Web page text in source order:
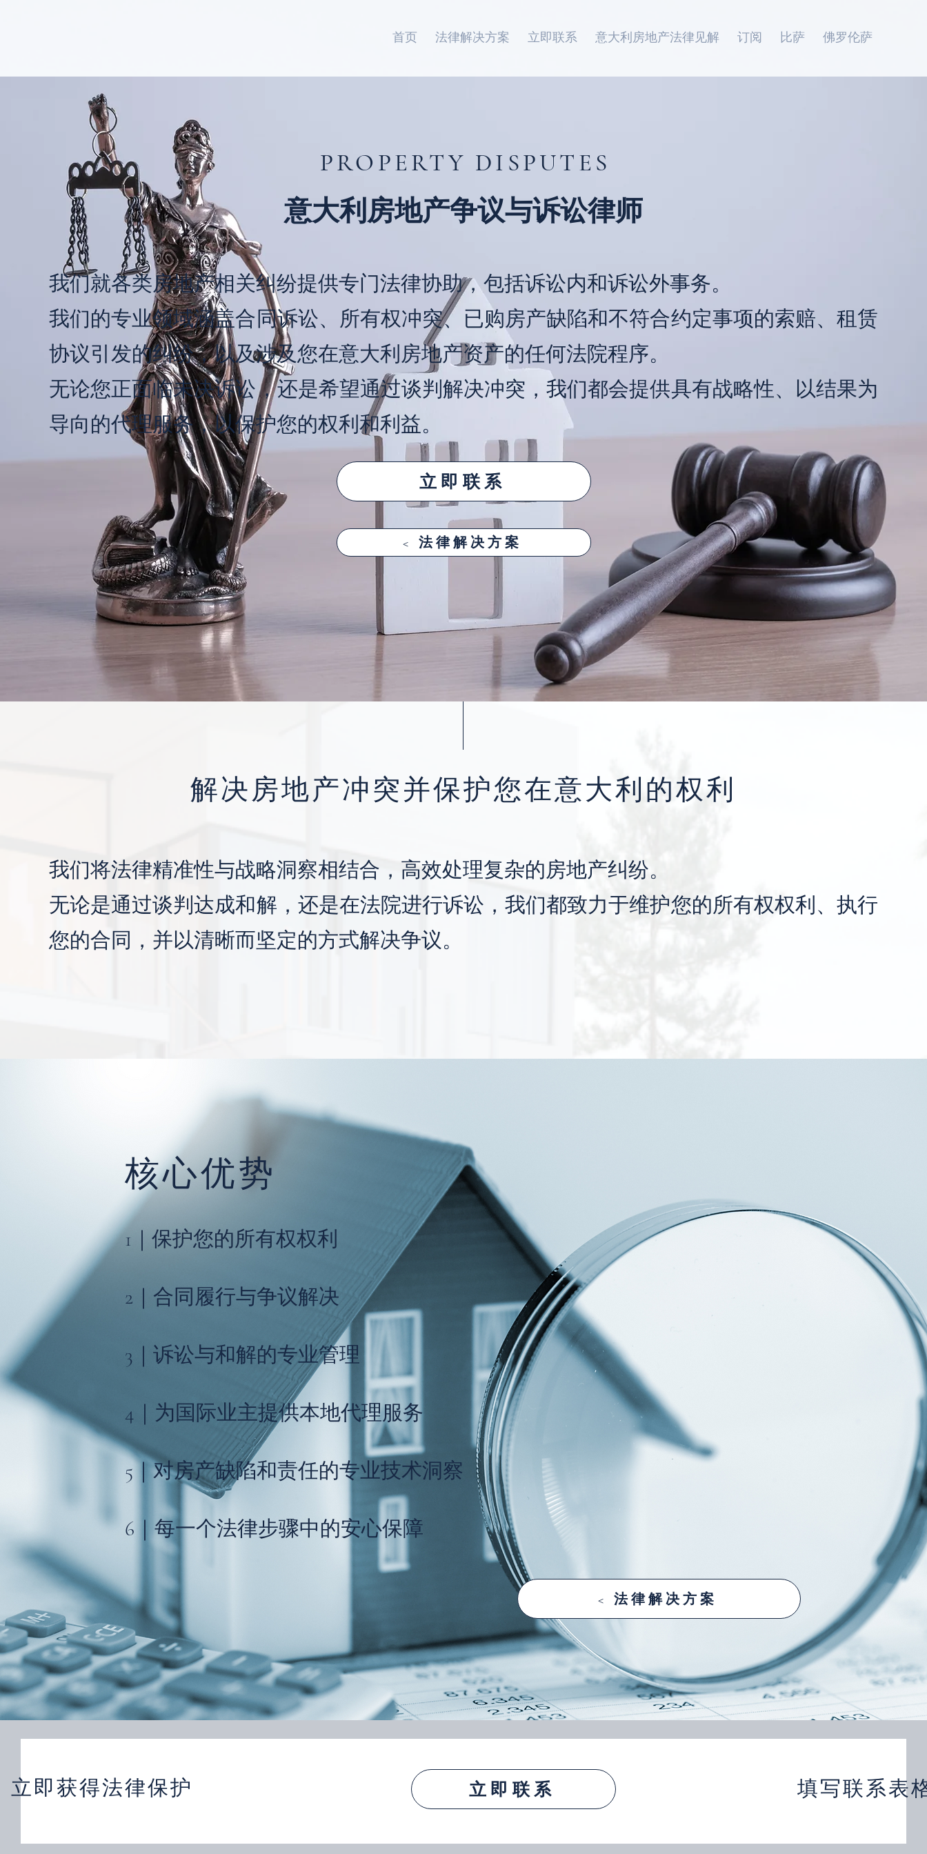
首页 法律解决方案 立即联系 意大利房地产法律见解 订阅 比萨 佛罗伦萨
PROPERTY DISPUTES
意大利房地产争议与诉讼律师
我们就各类房地产相关纠纷提供专门法律协助，包括诉讼内和诉讼外事务。
我们的专业领域涵盖合同诉讼、所有权冲突、已购房产缺陷和不符合约定事项的索赔、租赁
协议引发的纠纷，以及涉及您在意大利房地产资产的任何法院程序。
无论您正面临未决诉讼，还是希望通过谈判解决冲突，我们都会提供具有战略性、以结果为
导向的代理服务，以保护您的权利和利益。
立即联系
< 法律解决方案
解决房地产冲突并保护您在意大利的权利
我们将法律精准性与战略洞察相结合，高效处理复杂的房地产纠纷。
无论是通过谈判达成和解，还是在法院进行诉讼，我们都致力于维护您的所有权权利、执行
您的合同，并以清晰而坚定的方式解决争议。
核心优势
1｜保护您的所有权权利
2｜合同履行与争议解决
3｜诉讼与和解的专业管理
4｜为国际业主提供本地代理服务
5｜对房产缺陷和责任的专业技术洞察
6｜每一个法律步骤中的安心保障
< 法律解决方案
立即获得法律保护 立即联系 填写联系表